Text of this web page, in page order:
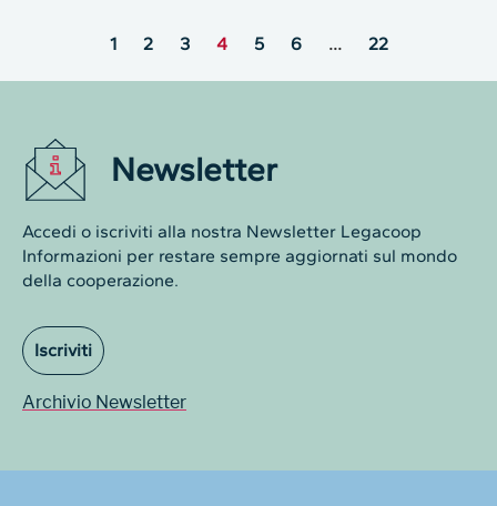
1 2 3 4 5 6 … 22
Newsletter
Accedi o iscriviti alla nostra Newsletter Legacoop
Informazioni per restare sempre aggiornati sul mondo
della cooperazione.
Iscriviti
Archivio Newsletter